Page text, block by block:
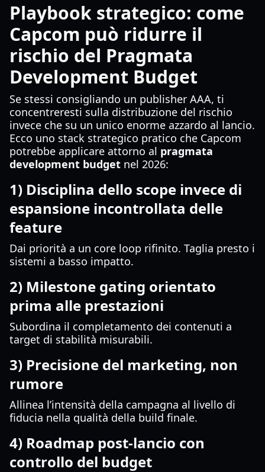
Playbook strategico: come
Capcom può ridurre il
rischio del Pragmata
Development Budget
Se stessi consigliando un publisher AAA, ti
concentreresti sulla distribuzione del rischio
invece che su un unico enorme azzardo al lancio.
Ecco uno stack strategico pratico che Capcom
potrebbe applicare attorno al pragmata
development budget nel 2026:
1) Disciplina dello scope invece di
espansione incontrollata delle
feature
Dai priorità a un core loop rifinito. Taglia presto i
sistemi a basso impatto.
2) Milestone gating orientato
prima alle prestazioni
Subordina il completamento dei contenuti a
target di stabilità misurabili.
3) Precisione del marketing, non
rumore
Allinea l’intensità della campagna al livello di
fiducia nella qualità della build finale.
4) Roadmap post-lancio con
controllo del budget